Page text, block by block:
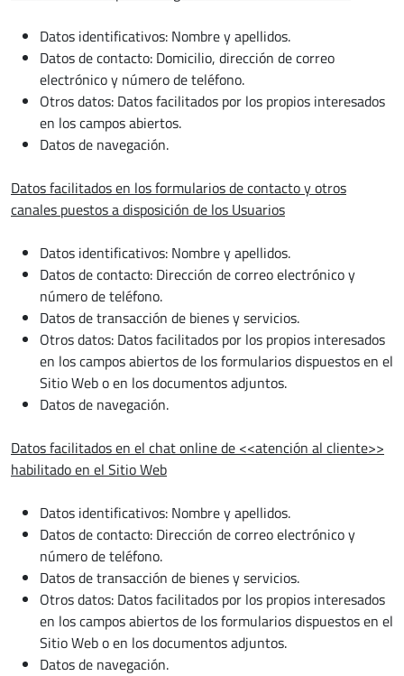
Datos identificativos: Nombre y apellidos.
Datos de contacto: Domicilio, dirección de correo
electrónico y número de teléfono.
Otros datos: Datos facilitados por los propios interesados
en los campos abiertos.
Datos de navegación.
Datos facilitados en los formularios de contacto y otros
canales puestos a disposición de los Usuarios
Datos identificativos: Nombre y apellidos.
Datos de contacto: Dirección de correo electrónico y
número de teléfono.
Datos de transacción de bienes y servicios.
Otros datos: Datos facilitados por los propios interesados
en los campos abiertos de los formularios dispuestos en el
Sitio Web o en los documentos adjuntos.
Datos de navegación.
Datos facilitados en el chat online de <<atención al cliente>>
habilitado en el Sitio Web
Datos identificativos: Nombre y apellidos.
Datos de contacto: Dirección de correo electrónico y
número de teléfono.
Datos de transacción de bienes y servicios.
Otros datos: Datos facilitados por los propios interesados
en los campos abiertos de los formularios dispuestos en el
Sitio Web o en los documentos adjuntos.
Datos de navegación.